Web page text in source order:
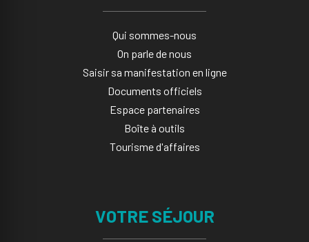
Qui sommes-nous
On parle de nous
Saisir sa manifestation en ligne​
Documents officiels
Espace partenaires
Boîte à outils
Tourisme d'affaires
VOTRE SÉJOUR